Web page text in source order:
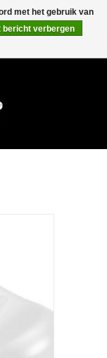
0 Artikelen - €0,00
met het gebruik van
bericht verbergen